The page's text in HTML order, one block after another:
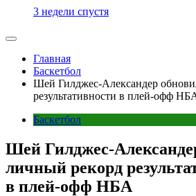
3 недели спустя
Главная
Баскетбол
Шей Гилджес-Александер
результативности в плей-офф
Баскетбол
Шей Гилджес-
личный рекорд
в плей-офф НБА